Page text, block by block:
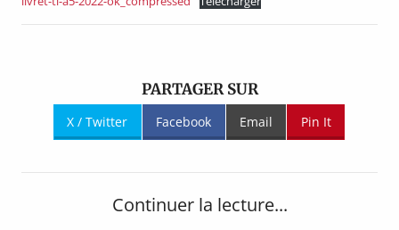
PARTAGER SUR
X / Twitter Facebook Email Pin It
Continuer la lecture...